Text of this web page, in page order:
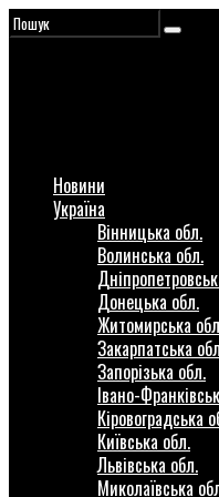
Новини
Україна
Вінницька обл.
Волинська обл.
Донецька обл.
Житомирська
Закарпатська
Запорізька обл.
Івано-
Кіровоградська
Київська обл.
Львівська обл.
Миколаївська